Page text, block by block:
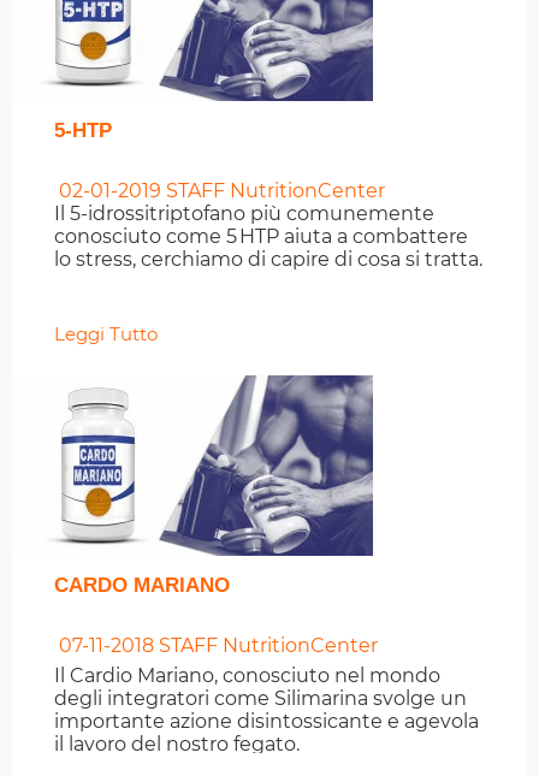
5-HTP
02-01-2019 STAFF NutritionCenter
Il 5-idrossitriptofano più comunemente
conosciuto come 5 HTP aiuta a combattere
lo stress, cerchiamo di capire di cosa si tratta.
Leggi Tutto
CARDO MARIANO
07-11-2018 STAFF NutritionCenter
Il Cardio Mariano, conosciuto nel mondo
degli integratori come Silimarina svolge un
importante azione disintossicante e agevola
il lavoro del nostro fegato.